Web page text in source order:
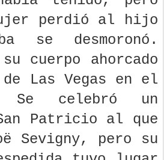
tenido, pero
perdió al hijo
se desmoronó.
cuerpo ahorcado
Las Vegas en el
Se celebró un
Patricio al que
Sevigny, pero su